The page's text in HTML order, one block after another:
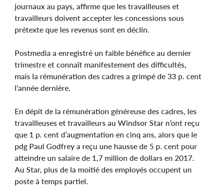
journaux au pays, affirme que les travailleuses et
travailleurs doivent accepter les concessions sous
prétexte que les revenus sont en déclin.
Postmedia a enregistré un faible bénéfice au dernier
trimestre et connaît manifestement des difficultés,
mais la rémunération des cadres a grimpé de 33 p. cent
l'année dernière.
En dépit de la rémunération généreuse des cadres, les
travailleuses et travailleurs au Windsor Star n’ont reçu
que 1 p. cent d’augmentation en cinq ans, alors que le
pdg Paul Godfrey a reçu une hausse de 5 p. cent pour
atteindre un salaire de 1,7 million de dollars en 2017.
Au Star, plus de la moitié des employés occupent un
poste à temps partiel.